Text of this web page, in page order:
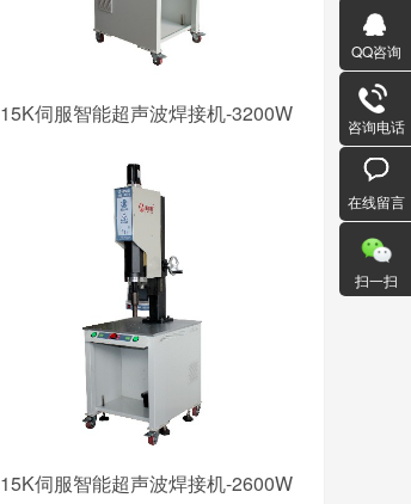
15K伺服智能超声波焊接机-3200W
15K伺服智能超声波焊接机-2600W
QQ咨询
咨询电话
在线留言
扫一扫